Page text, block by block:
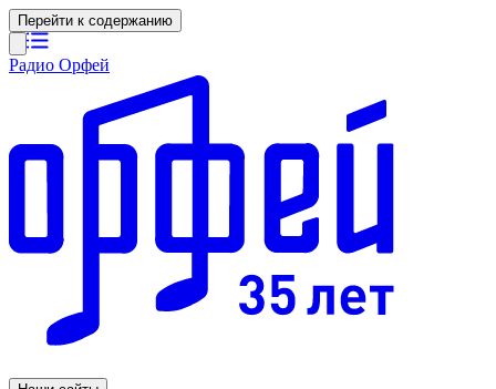
Перейти к содержанию
Радио Орфей